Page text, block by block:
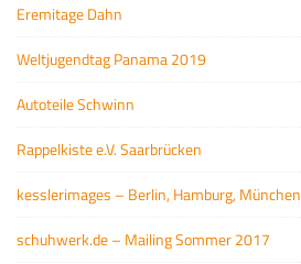
Eremitage Dahn
Weltjugendtag Panama 2019
Autoteile Schwinn
Rappelkiste e.V. Saarbrücken
kesslerimages – Berlin, Hamburg, München
schuhwerk.de – Mailing Sommer 2017